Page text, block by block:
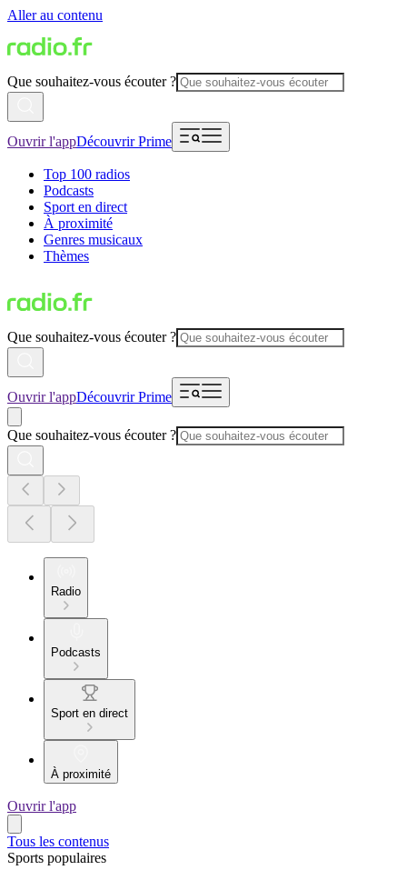
Aller au contenu
Que souhaitez-vous écouter ?
Ouvrir l'appDécouvrir Prime
Top 100 radios
Podcasts
Sport en direct
À proximité
Genres musicaux
Thèmes
Que souhaitez-vous écouter ?
Ouvrir l'appDécouvrir Prime
Que souhaitez-vous écouter ?
Radio
Podcasts
Sport en direct
À proximité
Ouvrir l'app
Tous les contenus
Sports populaires